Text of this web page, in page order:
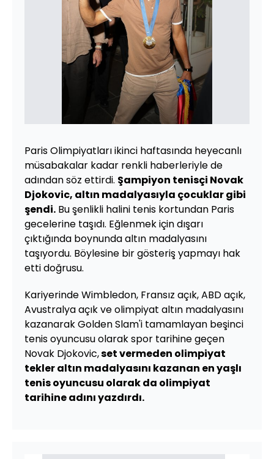
Paris Olimpiyatları ikinci haftasında heyecanlı
müsabakalar kadar renkli haberleriyle de
adından söz ettirdi. Şampiyon tenisçi Novak
Djokovic, altın madalyasıyla çocuklar gibi
şendi. Bu şenlikli halini tenis kortundan Paris
gecelerine taşıdı. Eğlenmek için dışarı
çıktığında boynunda altın madalyasını
taşıyordu. Böylesine bir gösteriş yapmayı hak
etti doğrusu.
Kariyerinde Wimbledon, Fransız açık, ABD açık,
Avustralya açık ve olimpiyat altın madalyasını
kazanarak Golden Slam'i tamamlayan beşinci
tenis oyuncusu olarak spor tarihine geçen
Novak Djokovic,set vermeden olimpiyat
tekler altın madalyasını kazanan en yaşlı
tenis oyuncusu olarak da olimpiyat
tarihine adını yazdırdı.